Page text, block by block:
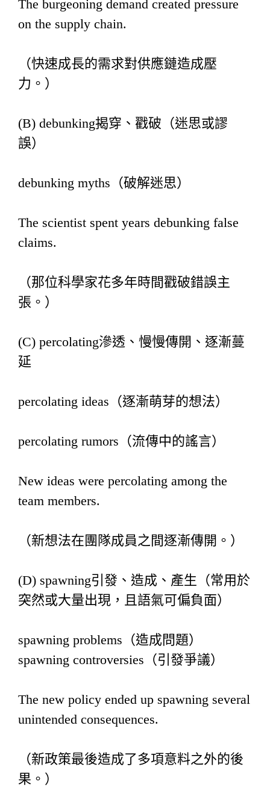
The burgeoning demand created pressure
on the supply chain.
（快速成長的需求對供應鏈造成壓
力。）
(B) debunking揭穿、戳破（迷思或謬
誤）
debunking myths（破解迷思）
The scientist spent years debunking false
claims.
（那位科學家花多年時間戳破錯誤主
張。）
(C) percolating滲透、慢慢傳開、逐漸蔓
延
percolating ideas（逐漸萌芽的想法）
percolating rumors（流傳中的謠言）
New ideas were percolating among the
team members.
（新想法在團隊成員之間逐漸傳開。）
(D) spawning引發、造成、產生（常用於
突然或大量出現，且語氣可偏負面）
spawning problems（造成問題）
spawning controversies（引發爭議）
The new policy ended up spawning several
unintended consequences.
（新政策最後造成了多項意料之外的後
果。）